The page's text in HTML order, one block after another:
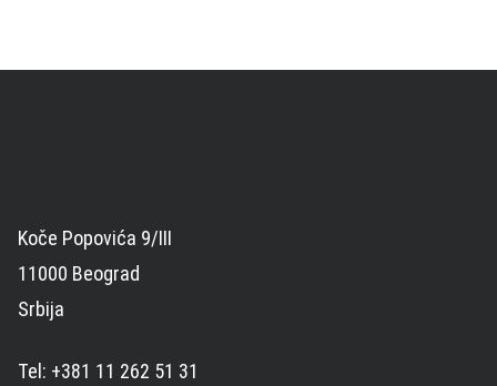
Koče Popovića 9/III
11000 Beograd
Srbija
Tel: +381 11 262 51 31